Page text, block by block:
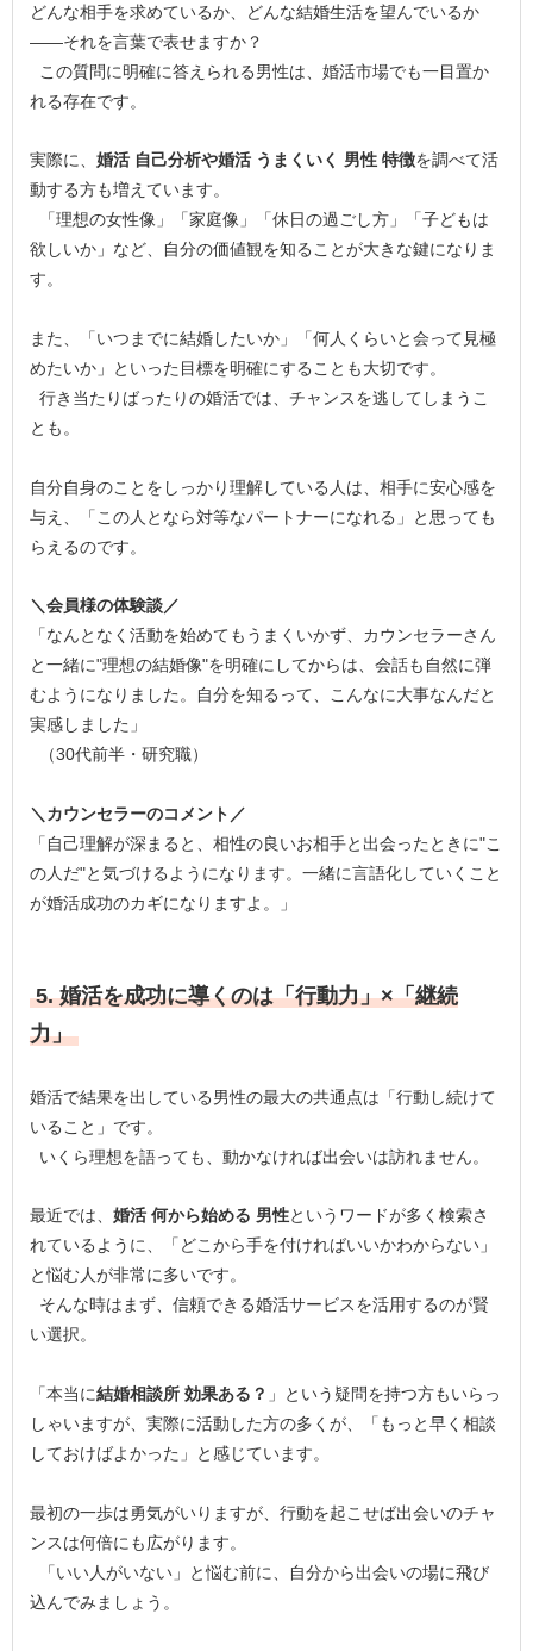
どんな相手を求めているか、どんな結婚生活を望んでいるか
――それを言葉で表せますか？
この質問に明確に答えられる男性は、婚活市場でも一目置か
れる存在です。
実際に、婚活 自己分析や婚活 うまくいく 男性 特徴を調べて活
動する方も増えています。
「理想の女性像」「家庭像」「休日の過ごし方」「子どもは
欲しいか」など、自分の価値観を知ることが大きな鍵になりま
す。
また、「いつまでに結婚したいか」「何人くらいと会って見極
めたいか」といった目標を明確にすることも大切です。
行き当たりばったりの婚活では、チャンスを逃してしまうこ
とも。
自分自身のことをしっかり理解している人は、相手に安心感を
与え、「この人となら対等なパートナーになれる」と思っても
らえるのです。
＼会員様の体験談／
「なんとなく活動を始めてもうまくいかず、カウンセラーさん
と一緒に"理想の結婚像"を明確にしてからは、会話も自然に弾
むようになりました。自分を知るって、こんなに大事なんだと
実感しました」
（30代前半・研究職）
＼カウンセラーのコメント／
「自己理解が深まると、相性の良いお相手と出会ったときに"こ
の人だ"と気づけるようになります。一緒に言語化していくこと
が婚活成功のカギになりますよ。」
5. 婚活を成功に導くのは「行動力」×「継続
力」
婚活で結果を出している男性の最大の共通点は「行動し続けて
いること」です。
いくら理想を語っても、動かなければ出会いは訪れません。
最近では、婚活 何から始める 男性というワードが多く検索さ
れているように、「どこから手を付ければいいかわからない」
と悩む人が非常に多いです。
そんな時はまず、信頼できる婚活サービスを活用するのが賢
い選択。
「本当に結婚相談所 効果ある？ 」という疑問を持つ方もいらっ
しゃいますが、実際に活動した方の多くが、「もっと早く相談
しておけばよかった」と感じています。
最初の一歩は勇気がいりますが、行動を起こせば出会いのチャ
ンスは何倍にも広がります。
「いい人がいない」と悩む前に、自分から出会いの場に飛び
込んでみましょう。